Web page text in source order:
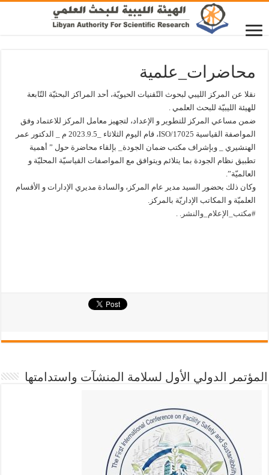
محاضرات_علمية
نقلا عن المركز الليبي لبحوث التّقنيات الحيويّة، أحد المراكز البحثيّة التّابعة
للهيئة الليبيّة للبحث العلمي .
ضمن مساعي المركز للتطوير و الإعداد، لتجهيز معامل المركز للاعتماد وفق
المواصفة القياسية ISO/17025، قام اليوم الثلاثاء _2023.9.5 م _ الدكتور عمر
الهنشيري _ وبإشراف مكتب ضمان الجودة_ بإلقاء محاضرة حول ” أهمية
تطبيق نظام الجودة بما يتلائم ويتوافق مع المواصفات القياسيّة المحليّة و
العالميّة”.
وكان ذلك بحضور السيد مدير عام المركز، والسادة مديري الإدارات و الأقسام
العلميّة و المكاتب الإداريّة بالمركز.
#مكتب_الإعلام_والنشر. .
المؤتمر الدولي الأول لسلامة المنشآت واستدامتها